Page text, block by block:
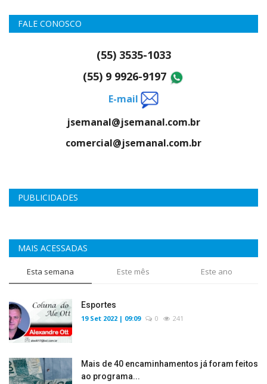
FALE CONOSCO
(55) 3535-1033
(55) 9 9926-9197
E-mail
jsemanal@jsemanal.com.br
comercial@jsemanal.com.br
PUBLICIDADES
MAIS ACESSADAS
Esta semana Este mês Este ano
Esportes
19 Set 2022 | 09:09 0 241
Mais de 40 encaminhamentos já foram feitos
ao programa...